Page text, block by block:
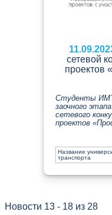
сетевой
проектов
Студенты
заочного
сетевого
проектов
Название
транспорта
Новости 13 - 18 из 28